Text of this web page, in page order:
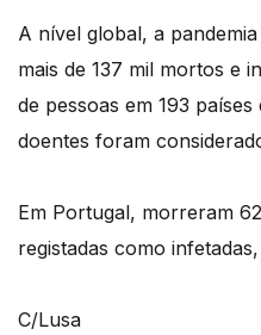
A nível global, a
mais de 137 mil mortos e
de pessoas em 193
doentes foram
Em Portugal, morreram
registadas como
C/Lusa